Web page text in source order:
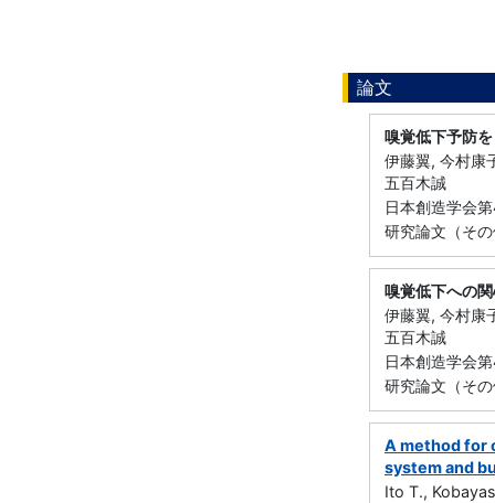
論文
嗅覚低下予防
伊藤翼, 今村康
五百木誠
日本創造学会
研究論文（そ
嗅覚低下への
伊藤翼, 今村康
五百木誠
日本創造学会
研究論文（そ
A method for
system and
Ito T.,